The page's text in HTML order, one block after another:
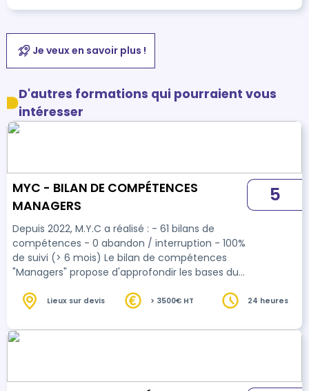
Je veux en savoir plus !
D'autres formations qui pourraient vous
intéresser
MYC - BILAN DE COMPÉTENCES
MANAGERS
Depuis 2022, M.Y.C a réalisé : - 61 bilans de
compétences - 0 abandon / interruption - 100%
de suivi (> 6 mois) Le bilan de compétences
"Managers" propose d'approfondir les bases du
les axes d'amélioration Transmissions de
5
Lieux sur devis > 3500€ HT 24 heures